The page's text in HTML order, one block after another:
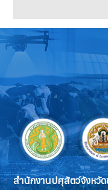
เนื้อหา
สำนักงานปศุสัตว์จังหวั